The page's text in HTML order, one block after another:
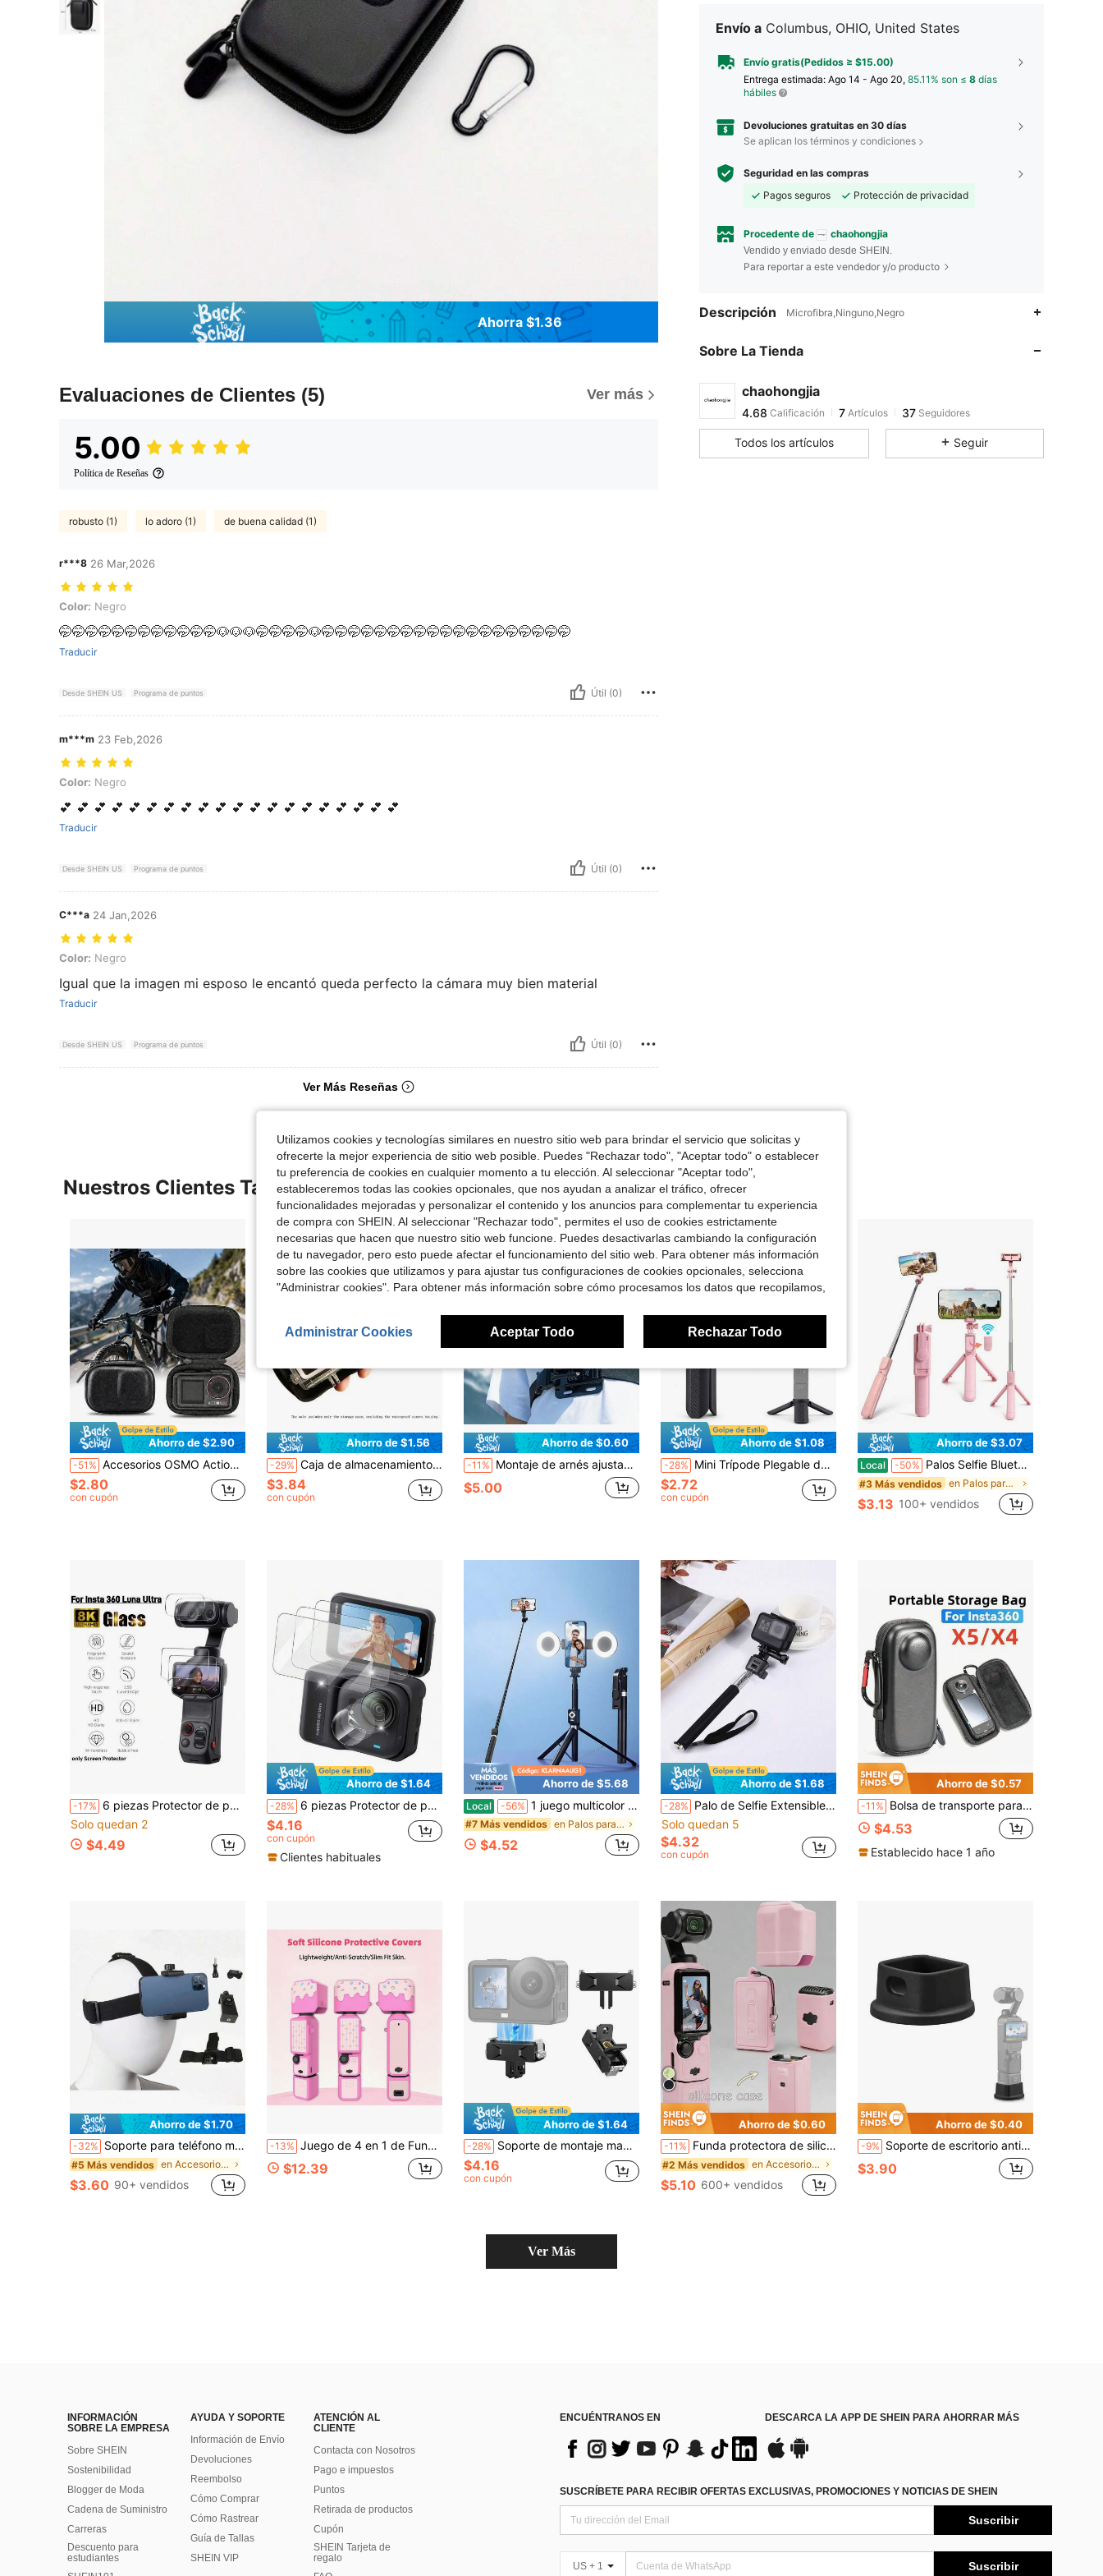
Ahorra $1.36
Evaluaciones de Clientes (5) Ver más
5.00
Política de Reseñas
robusto (1) lo adoro (1) de buena calidad (1)
r***8 26 Mar,2026
Color: Negro
Color: Negro
🤭🤭🤭🤭🤭🤭🤭🤭🤭🤭🤭🤭🐶🐶🐶🤭🤭🤭🤭🐶🤭🤭🤭🤭🤭🤭🤭🤭🤭🤭🤭🤭🤭🤭🤭🤭🤭🤭🤭
Traducir
Desde SHEIN US Programa de puntos Útil (0)
m***m 23 Feb,2026
Color: Negro
Color: Negro
💕 💕 💕 💕 💕 💕 💕 💕 💕 💕 💕 💕 💕 💕 💕 💕 💕 💕 💕 💕
Traducir
Desde SHEIN US Programa de puntos Útil (0)
C***a 24 Jan,2026
Color: Negro
Color: Negro
Igual que la imagen mi esposo le encantó queda perfecto la cámara muy bien material
Traducir
Desde SHEIN US Programa de puntos Útil (0)
Ver Más Reseñas
Envío a Columbus, OHIO, United States
Envío gratis(Pedidos ≥ $15.00)
Entrega estimada: Ago 14 - Ago 20, 85.11% son ≤ 8 días
hábiles
Devoluciones gratuitas en 30 días
Se aplican los términos y condiciones
Seguridad en las compras
Pagos seguros
Protección de privacidad
Procedente de chaohongjia
Vendido y enviado desde SHEIN.
Para reportar a este vendedor y/o producto
Descripción Microfibra,Ninguno,Negro
Sobre La Tienda
chaohongjia
4.68 7
4.68
4.68
Calificación 7 Artículos 37
t***vpagó Hace 1 día
4.68 7
37
4.68
7 37
Todos los artículos Seguir
Nuestros Clientes También Vieron
Ahorro de $2.90
-51% Accesorios OSMO Action 5/4/3Pro Bolsa de almacenamiento portátil mini de PU, adecuada para protector de pantalla de lente Osmo Action 5 Pro y tapa de lente de goma
$2.80
con cupón
Ahorro de $1.56
-29% Caja de almacenamiento mini adecuada para GoPro Hero 13 12 11 10 9 8 7 6 5 Estuche impermeable, adecuada para Osmo Action 5 4 3 Estuche impermeable de cámara, adecuada para Insta360 Ace Pro One R Carcasa submarina
$3.84
con cupón
Ahorro de $0.60
-11% Montaje de arnés ajustable para el pecho compatible con GoPro Hero 13 12 11 10 9 8 7 6 5 4 Session 3 2 MAX Black, así como accesorios para DJI OSMO Action 5Pro/4/3
$5.00
Ahorro de $1.08
-28% Mini Trípode Plegable de 1/4'' para Cámaras Pocket 3, Osmo Action 4/5 Pro, Soporte Portátil de Escritorio para Vlogging, Viajes, Webcam & Luz LED
$2.72
con cupón
Ahorro de $3.07
Local -50% Palos Selfie Bluetooth Rosa con Control Remoto Inalámbrico, Soporte de Teléfono Extensible y Plegable Trípode, Rotación de 360° Palo Selfie Portátil para Viajes, Grabación de Video, Fotografía al Aire Libre, Transmisión en Vivo y Vlogging VJZK
#3 Más vendidos en Palos para selfies y cardanes de mano
$3.13 100+ vendidos
-17% 6 piezas Protector de pantalla Insta 360 Luna, vidrio templado de alta definición con dureza 9H, resistente a arañazos, resistente al desgaste, alta transparencia, compatible con 360 Luna Ultra.
Solo quedan 2
$4.49
Ahorro de $1.64
-28% 6 piezas Protector de pantalla de vidrio templado 9H para la cámara Insta360 Go Ultra, adecuado para accesorios Insta 360 Go Ultra (3 sets)
$4.16
con cupón
Clientes habituales
Ahorro de $5.68
Local -56% 1 juego multicolor 6 en 1, trípode para selfies de 67 pulgadas, luz de relleno incorporada, control remoto inalámbrico Bluetooth, pasador de páginas, rotación de 360°, compatible con grabación de video y control de música, compatible con iOS y Android, equipo portátil para vlogging para vacaciones de verano.
#7 Más vendidos en Palos para selfies y cardanes de mano
$4.52
Ahorro de $1.68
-28% Palo de Selfie Extensible Para Hero 11/10/9/8, – Monopié de Cámara de Acción Ligero Con 2 Conectores, Ajuste de Ángulo de 180°, 22-97cm Para Viajes y Vlogging
Solo quedan 5
$4.32
con cupón
Ahorro de $0.57
-11% Bolsa de transporte para Insta360 X5 X4 Air X4Air X3 Ace Pro 2 Acepro Acepro2 Action 6 5 4 3 Hero 13 12 11 10 9 Estuche de almacenamiento antiarañazos Bolsa de almacenamiento portátil para accesorios de cámara de acción Insta 360 X5 X4
$4.53
Establecido hace 1 año
Ahorro de $1.70
-32% Soporte para teléfono montado en la cabeza, filmación en primera persona, video de desembalaje, transmisión en vivo al aire libre, adecuado para cámaras de acción 12 11 10 9 Osmo Action 2, también se adapta a teléfonos inteligentes como
#5 Más vendidos en Accesorios para cámaras de vídeo deportivas y d
$3.60 90+ vendidos
-13% Juego de 4 en 1 de Funda de Silicona para Body Completo para Osmo Pocket 3, Patrón de Bloque de Color Dulce de Helado Y2K con Lazo y Chispas, Cubierta Protectora de Pantalla, Piel de Cámara a Prueba de Golpes Todo Terreno, Regalo para Creadoras de Contenido de Vlog Femeninas
$12.39
Ahorro de $1.64
-28% Soporte de montaje magnético, base adaptadora multifuncional de liberación rápida, compatible con accesorios de Osmo Action 5 Pro/4/3, con interfaces plegables duales y montaje magnético, tornillo de 1/4", adaptador compacto de trípode/mango/estabilizador profesional, compatible con accesorios de cámara Osmo 360/Action 6
$4.16
con cupón
Ahorro de $0.60
-11% Funda protectora de silicona suave para Osmo Pocket 3 Creator Combo, protector de pantalla ligero, cubierta de agarre, soporte de base de silicona, también se adapta a Xtra Muse - Rosa
#2 Más vendidos en Accesorios para cámaras de vídeo deportivas y d
$5.10 600+ vendidos
Ahorro de $0.40
-9% Soporte de escritorio antideslizante de silicona para DJI Osmo Pocket 3, ligero y compacto, accesorios para OSMO Pocket 3 ligeros
$3.90
Ver Más
INFORMACIÓN
SOBRE LA EMPRESA
Sobre SHEIN
Sostenibilidad
Blogger de Moda
Cadena de Suministro
Carreras
Descuento para
estudiantes
AYUDA Y SOPORTE
Información de Envío
Devoluciones
Reembolso
Cómo Comprar
Cómo Rastrear
Guía de Tallas
SHEIN VIP
ATENCIÓN AL
CLIENTE
Contacta con Nosotros
Pago e impuestos
Puntos
Retirada de productos
Cupón
SHEIN Tarjeta de
regalo
ENCUÉNTRANOS EN DESCARCA LA APP DE SHEIN PARA AHORRAR MÁS
SUSCRÍBETE PARA RECIBIR OFERTAS EXCLUSIVAS, PROMOCIONES Y NOTICIAS DE SHEIN
Suscribir
US + 1 Suscribir
Utilizamos cookies y tecnologías similares en nuestro sitio web para brindar el servicio que solicitas y
ofrecerte la mejor experiencia de sitio web posible. Puedes "Rechazar todo", "Aceptar todo" o establecer
tu preferencia de cookies en cualquier momento a tu elección. Al seleccionar "Aceptar todo",
estableceremos todas las cookies opcionales, que nos ayudan a analizar el tráfico, ofrecer
funcionalidades mejoradas y personalizar el contenido y los anuncios para complementar tu experiencia
de compra con SHEIN. Al seleccionar "Rechazar todo", permites el uso de cookies estrictamente
necesarias que hacen que nuestro sitio web funcione. Puedes desactivarlas cambiando la configuración
de tu navegador, pero esto puede afectar el funcionamiento del sitio web. Para obtener más información
sobre las cookies que utilizamos y para ajustar tus configuraciones de cookies opcionales, selecciona
"Administrar cookies". Para obtener más información sobre cómo procesamos los datos que recopilamos,
Administrar Cookies Aceptar Todo Rechazar Todo